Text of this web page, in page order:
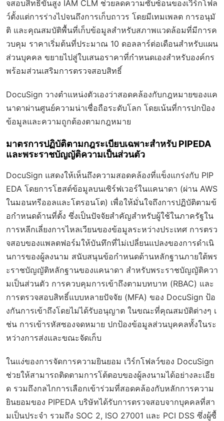
จสอบสิทธิ์ขั้นสูง IAM CLM ช่วยลดความซับซ้อนของเวิร์กโฟล
ว์ตั้งแต่การร่างไปจนถึงการเก็บถาวร โดยมีเทมเพลต การอนุมั
ติ และคุณสมบัติพื้นที่เก็บข้อมูลสำหรับสภาพแวดล้อมที่มีการค
วบคุม ราคาเริ่มต้นที่ประมาณ 10 ดอลลาร์ต่อเดือนสำหรับแผน
ส่วนบุคคล ขยายไปสู่ใบเสนอราคาที่กำหนดเองสำหรับองค์กร
พร้อมส่วนเสริมการตรวจสอบสิทธิ์
DocuSign วางตำแหน่งตัวเองว่าสอดคล้องกับกฎหมายของแค
นาดาผ่านศูนย์ความน่าเชื่อถือระดับโลก โดยเน้นที่การปกป้อง
ข้อมูลและความถูกต้องตามกฎหมาย
มาตรการปฏิบัติตามกฎระเบียบเฉพาะสำหรับ PIPEDA
และพระราชบัญญัติความเป็นส่วนตัว
DocuSign แสดงให้เห็นถึงความสอดคล้องที่แข็งแกร่งกับ PIP
EDA โดยการโฮสต์ข้อมูลบนเซิร์ฟเวอร์ในแคนาดา (ผ่าน AWS
ในมอนทรีออลและโตรอนโต) เพื่อให้มั่นใจถึงการปฏิบัติตามข้
อกำหนดด้านที่ตั้ง ซึ่งเป็นปัจจัยสำคัญสำหรับผู้ใช้ในภาครัฐใน
การหลีกเลี่ยงการไหลเวียนของข้อมูลระหว่างประเทศ การตรว
จสอบของแพลตฟอร์มให้บันทึกที่ไม่เปลี่ยนแปลงของการดำเนิ
นการของผู้ลงนาม สนับสนุนข้อกำหนดด้านหลักฐานภายใต้พร
ะราชบัญญัติหลักฐานของแคนาดา สำหรับพระราชบัญญัติควา
มเป็นส่วนตัว การควบคุมการเข้าถึงตามบทบาท (RBAC) และ
การตรวจสอบสิทธิ์แบบหลายปัจจัย (MFA) ของ DocuSign ป้อ
งกันการเข้าถึงโดยไม่ได้รับอนุญาต ในขณะที่คุณสมบัติต่างๆ เ
ช่น การเข้ารหัสซองจดหมาย ปกป้องข้อมูลส่วนบุคคลทั้งในระ
หว่างการส่งและขณะจัดเก็บ
ในแง่ของการจัดการความยินยอม เวิร์กโฟลว์ของ DocuSign
ช่วยให้สามารถติดตามการโต้ตอบของผู้ลงนามได้อย่างละเอีย
ด รวมถึงกลไกการเลือกเข้าร่วมที่สอดคล้องกับหลักการความ
ยินยอมของ PIPEDA บริษัทได้รับการตรวจสอบจากบุคคลที่สา
มเป็นประจำ รวมถึง SOC 2, ISO 27001 และ PCI DSS ซึ่งผู้ซื้